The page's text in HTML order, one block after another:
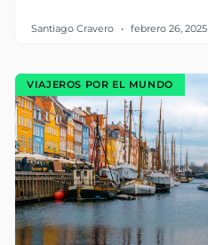
Santiago Cravero febrero 26, 2025
VIAJEROS POR EL MUNDO